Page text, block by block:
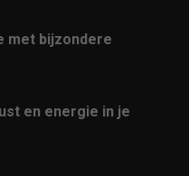
met bijzondere
en energie in je